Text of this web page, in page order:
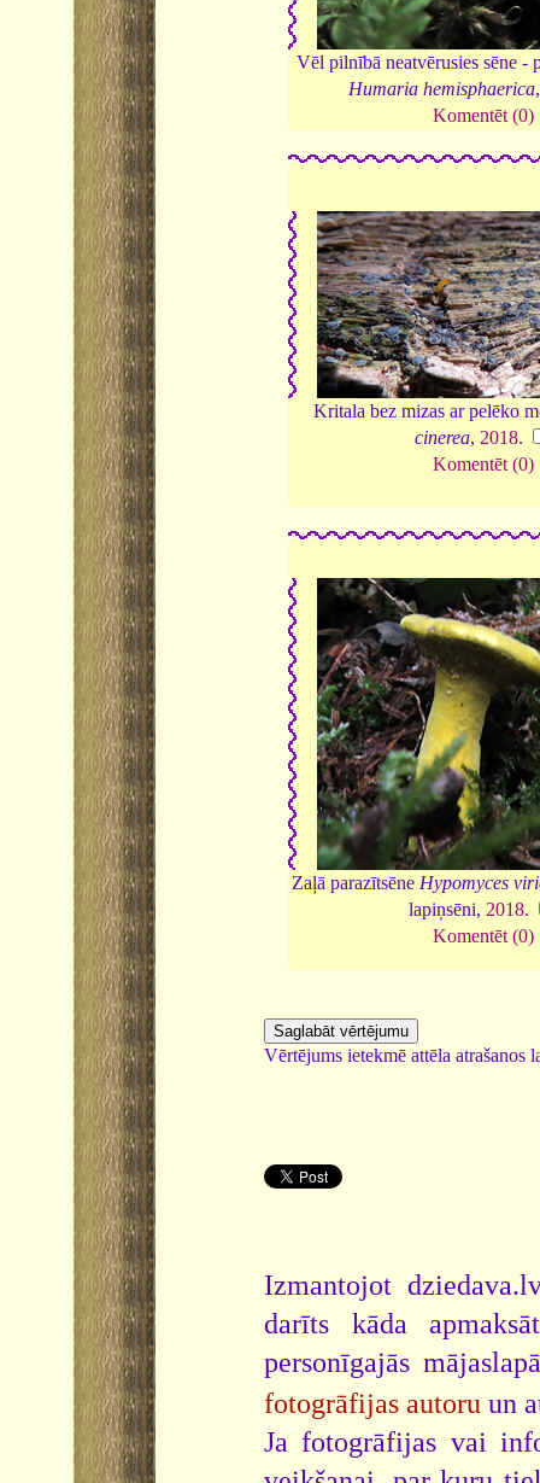
Vēl pilnībā neatvērusies sēne -
Humaria hemisphaerica
Komentēt (0)
Kritala bez mizas ar pelēko
cinerea, 2018.
Komentēt (0)
Zaļā parazītsēne Hypomyces
lapiņsēni, 2018.
Komentēt (0)
Vērtējums ietekmē attēla atrašanos
Izmantojot
darīts kāda
personīgajās
fotogrāfijas autoru un
Ja fotogrāfijas vai